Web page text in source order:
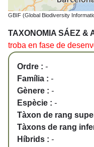
GBIF (Global Biodiversity
TAXONOMIA SÁEZ &
troba en fase de
Ordre : -
Família : -
Gènere : -
Espècie : -
Tàxon de rang
Tàxons de rang
Híbrids : -